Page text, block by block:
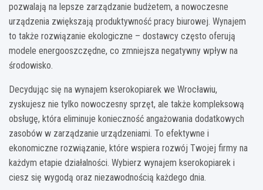
pozwalają na lepsze zarządzanie budżetem, a nowoczesne
urządzenia zwiększają produktywność pracy biurowej. Wynajem
to także rozwiązanie ekologiczne – dostawcy często oferują
modele energooszczędne, co zmniejsza negatywny wpływ na
środowisko.
Decydując się na wynajem kserokopiarek we Wrocławiu,
zyskujesz nie tylko nowoczesny sprzęt, ale także kompleksową
obsługę, która eliminuje konieczność angażowania dodatkowych
zasobów w zarządzanie urządzeniami. To efektywne i
ekonomiczne rozwiązanie, które wspiera rozwój Twojej firmy na
każdym etapie działalności. Wybierz wynajem kserokopiarek i
ciesz się wygodą oraz niezawodnością każdego dnia.